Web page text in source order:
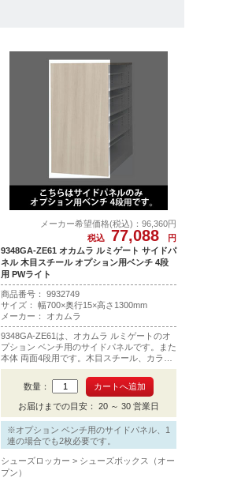
メーカー希望価格(税込)：96,360円
税込
77,088
円
9348GA-ZE61 オカムラ ルミゲート サイドパ
ネル 木目スチール オプション用ベンチ 4段
用 PWライト
商品番号： 9932749
サイズ： 幅700×奥行15×高さ1300mm
メーカー： オカムラ
9348GA-ZE61は、オカムラ ルミゲートのオ
プション ベンチ用のサイドパネルです。また
本体 両面4段用です。木目スチール、カラー
はプライズウッドライトです。1連の場合で
も2枚必要です。
数量：
お届けまでの目安： 20 ～ 30 営業日
※オプション ベンチ用のサイドパネル、1
連の場合でも2枚必要です。
シューズロッカー
シューズボックス（オー
プン）